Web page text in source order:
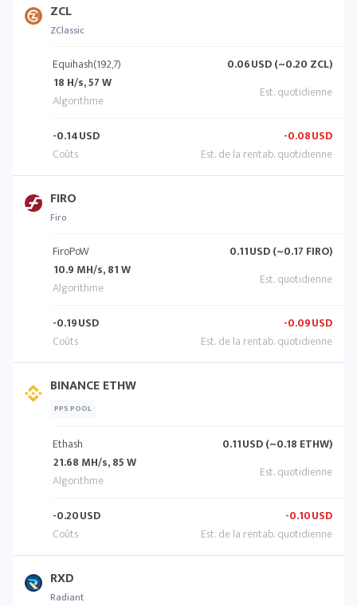
ZCL
ZClassic
Equihash(192,7)
18 H/s, 57 W
0.06USD (~0.20 ZCL)
-0.14USD -0.08USD
FIRO
Firo
FiroPoW
10.9 MH/s, 81 W
0.11USD (~0.17 FIRO)
-0.19USD -0.09USD
BINANCE ETHW
PPS POOL
Ethash
21.68 MH/s, 85 W
0.11USD (~0.18 ETHW)
-0.20USD -0.10USD
RXD
Radiant